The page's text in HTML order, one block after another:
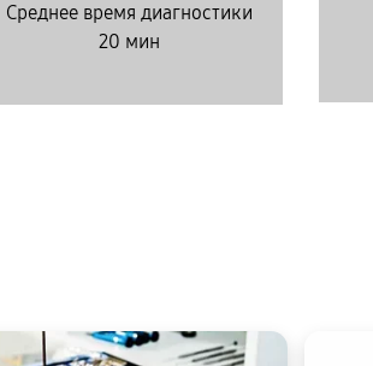
Среднее время диагностики
20 мин